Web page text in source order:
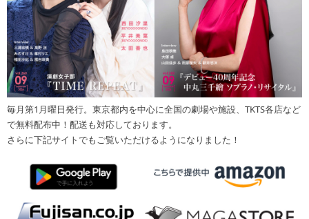
毎月第1月曜日発行。東京都内を中心に全国の劇場や施設、TKTS各店など
で無料配布中！配送も対応しております。
さらに下記サイトでもご覧いただけるようになりました！